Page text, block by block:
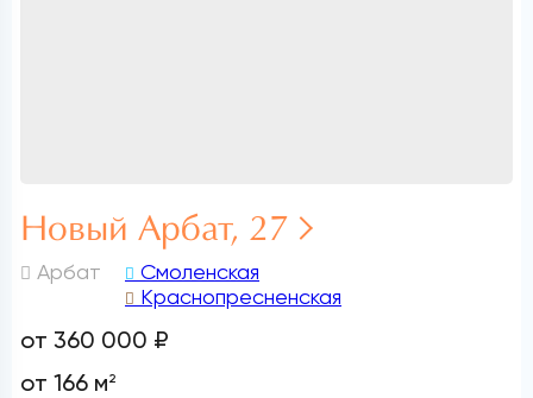
Новый Арбат, 27
Арбат
Смоленская
Краснопресненская
от 360 000 ₽
от 166 м 2